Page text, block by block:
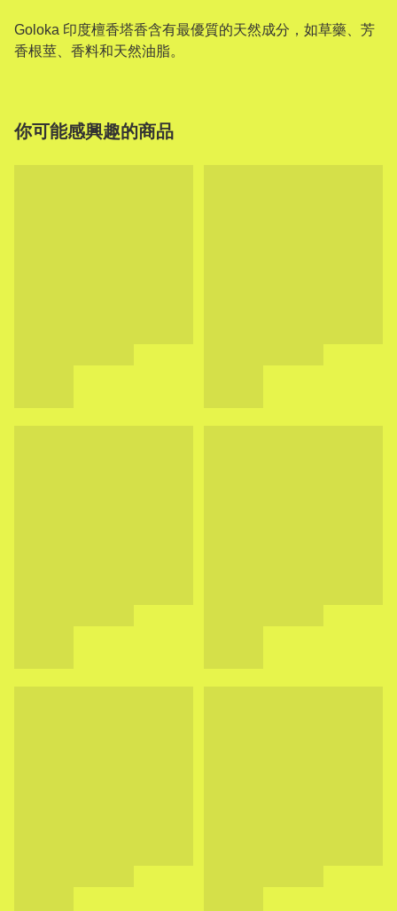
Goloka 印度檀香塔香含有最優質的天然成分，如草藥、芳
香根莖、香料和天然油脂。
你可能感興趣的商品